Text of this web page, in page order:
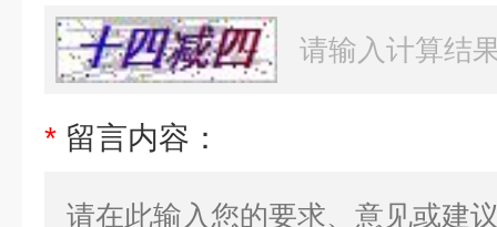
* 留言内容：